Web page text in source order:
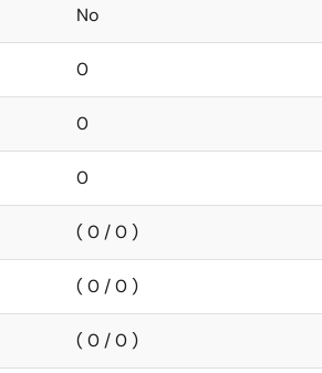
No
0
0
0
( 0 / 0 )
( 0 / 0 )
( 0 / 0 )